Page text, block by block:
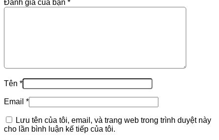
Đánh giá của bạn *
Tên *
Email *
Lưu tên của tôi, email, và trang web trong trình duyệt này
cho lần bình luận kế tiếp của tôi.